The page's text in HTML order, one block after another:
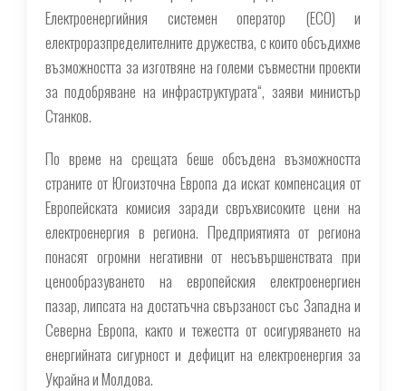
Електроенергийния системен оператор (ЕСО) и
електроразпределителните дружества, с които обсъдихме
възможността за изготвяне на големи съвместни проекти
за подобряване на инфраструктурата“, заяви министър
Станков.
По време на срещата беше обсъдена възможността
страните от Югоизточна Европа да искат компенсация от
Европейската комисия заради свръхвисоките цени на
електроенергия в региона. Предприятията от региона
понасят огромни негативни от несъвършенствата при
ценообразуването на европейския електроенергиен
пазар, липсата на достатъчна свързаност със Западна и
Северна Европа, както и тежестта от осигуряването на
енергийната сигурност и дефицит на електроенергия за
Украйна и Молдова.